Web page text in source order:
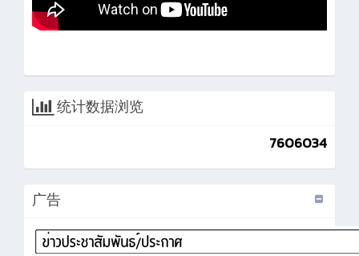
统计数据浏览
7606034
广告